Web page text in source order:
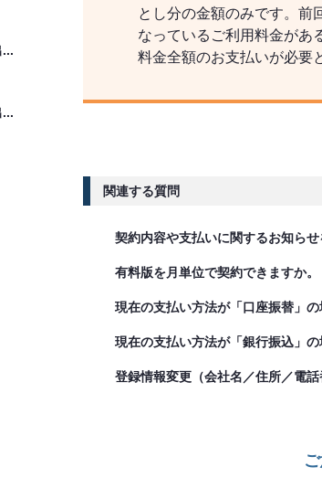
...
...
とし分の金額のみです。前
なっているご利用料金があ
料金全額のお支払いが必要
関連する質問
契約内容や支払いに関するお知ら
有料版を月単位で契約できますか。
現在の支払い方法が「口座振替」
現在の支払い方法が「銀行振込」
登録情報変更（会社名／住所／電